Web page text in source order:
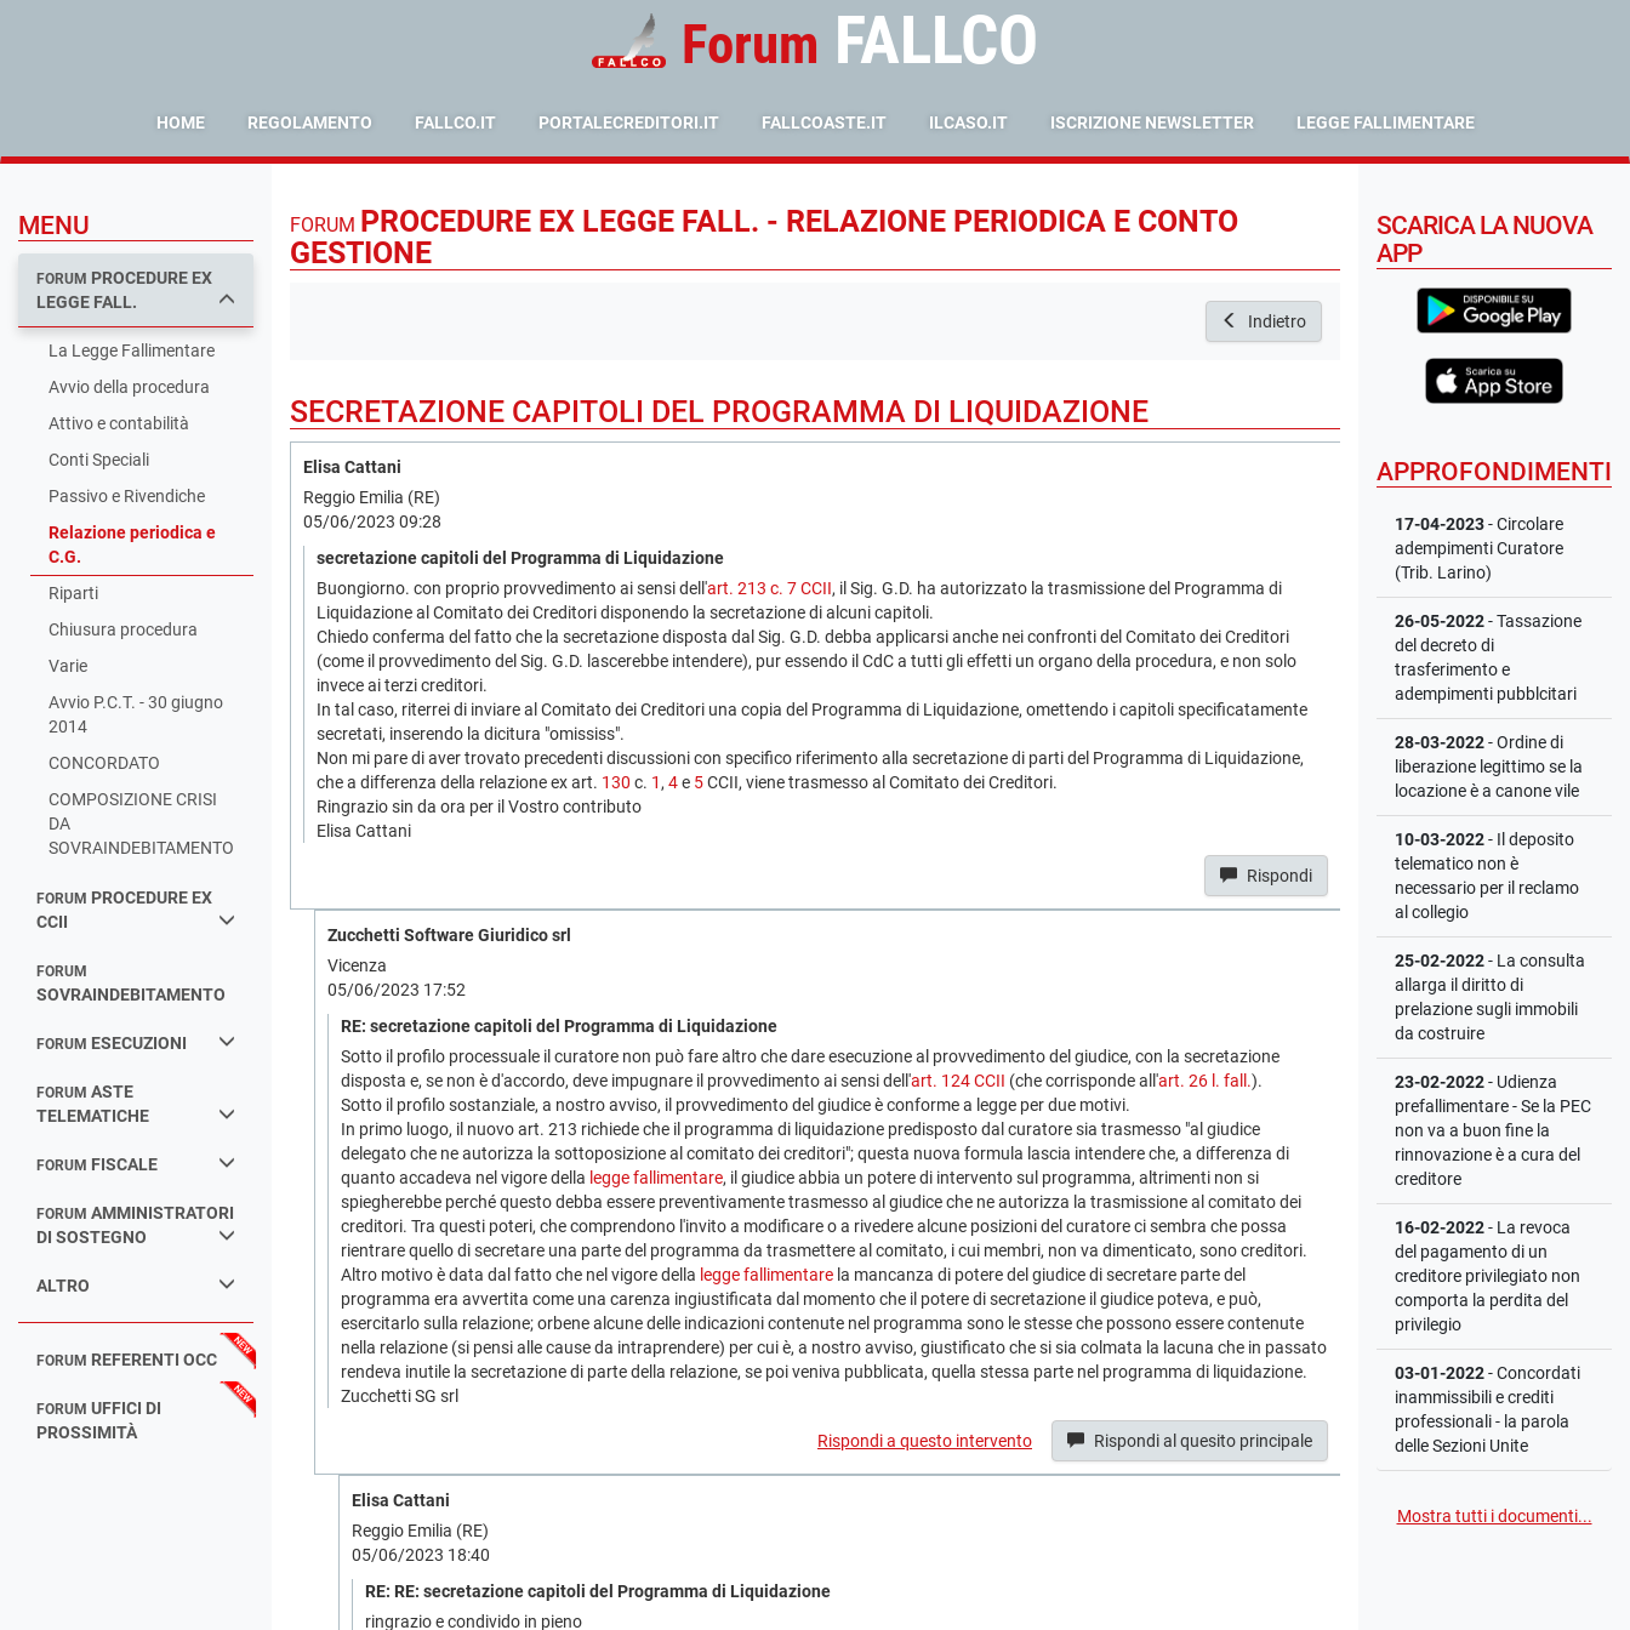
Forum FALLCO
HOME REGOLAMENTO FALLCO.IT PORTALECREDITORI.IT FALLCOASTE.IT ILCASO.IT ISCRIZIONE NEWSLETTER LEGGE FALLIMENTARE
MENU
FORUM PROCEDURE EX
LEGGE FALL.
La Legge Fallimentare
Avvio della procedura
Attivo e contabilità
Conti Speciali
Passivo e Rivendiche
Relazione periodica e
C.G.
Riparti
Chiusura procedura
Varie
Avvio P.C.T. - 30 giugno
2014
CONCORDATO
COMPOSIZIONE CRISI
DA
SOVRAINDEBITAMENTO
FORUM PROCEDURE EX
CCII
FORUM
SOVRAINDEBITAMENTO
FORUM ESECUZIONI
FORUM ASTE
TELEMATICHE
FORUM FISCALE
FORUM AMMINISTRATORI
DI SOSTEGNO
ALTRO
FORUM REFERENTI OCC
FORUM UFFICI DI
PROSSIMITÀ
FORUM PROCEDURE EX LEGGE FALL. - RELAZIONE PERIODICA E CONTO
GESTIONE
Indietro
SECRETAZIONE CAPITOLI DEL PROGRAMMA DI LIQUIDAZIONE
Elisa Cattani
Reggio Emilia (RE)
05/06/2023 09:28
secretazione capitoli del Programma di Liquidazione
Buongiorno. con proprio provvedimento ai sensi dell'art. 213 c. 7 CCII, il Sig. G.D. ha autorizzato la trasmissione del Programma di
Liquidazione al Comitato dei Creditori disponendo la secretazione di alcuni capitoli.
Chiedo conferma del fatto che la secretazione disposta dal Sig. G.D. debba applicarsi anche nei confronti del Comitato dei Creditori
(come il provvedimento del Sig. G.D. lascerebbe intendere), pur essendo il CdC a tutti gli effetti un organo della procedura, e non solo
invece ai terzi creditori.
In tal caso, riterrei di inviare al Comitato dei Creditori una copia del Programma di Liquidazione, omettendo i capitoli specificatamente
secretati, inserendo la dicitura "omississ".
Non mi pare di aver trovato precedenti discussioni con specifico riferimento alla secretazione di parti del Programma di Liquidazione,
che a differenza della relazione ex art. 130 c. 1 , 4e 5CCII, viene trasmesso al Comitato dei Creditori.
Ringrazio sin da ora per il Vostro contributo
Elisa Cattani
Rispondi
Zucchetti Software Giuridico srl
Vicenza
05/06/2023 17:52
RE: secretazione capitoli del Programma di Liquidazione
Sotto il profilo processuale il curatore non può fare altro che dare esecuzione al provvedimento del giudice, con la secretazione
disposta e, se non è d'accordo, deve impugnare il provvedimento ai sensi dell'art. 124 CCII (che corrisponde all'art. 26 l. fall.).
Sotto il profilo sostanziale, a nostro avviso, il provvedimento del giudice è conforme a legge per due motivi.
In primo luogo, il nuovo art. 213 richiede che il programma di liquidazione predisposto dal curatore sia trasmesso "al giudice
delegato che ne autorizza la sottoposizione al comitato dei creditori"; questa nuova formula lascia intendere che, a differenza di
quanto accadeva nel vigore della legge fallimentare, il giudice abbia un potere di intervento sul programma, altrimenti non si
spiegherebbe perché questo debba essere preventivamente trasmesso al giudice che ne autorizza la trasmissione al comitato dei
creditori. Tra questi poteri, che comprendono l'invito a modificare o a rivedere alcune posizioni del curatore ci sembra che possa
rientrare quello di secretare una parte del programma da trasmettere al comitato, i cui membri, non va dimenticato, sono creditori.
Altro motivo è data dal fatto che nel vigore della legge fallimentare la mancanza di potere del giudice di secretare parte del
programma era avvertita come una carenza ingiustificata dal momento che il potere di secretazione il giudice poteva, e può,
esercitarlo sulla relazione; orbene alcune delle indicazioni contenute nel programma sono le stesse che possono essere contenute
nella relazione (si pensi alle cause da intraprendere) per cui è, a nostro avviso, giustificato che si sia colmata la lacuna che in passato
rendeva inutile la secretazione di parte della relazione, se poi veniva pubblicata, quella stessa parte nel programma di liquidazione.
Zucchetti SG srl
Rispondi a questo intervento Rispondi al quesito principale
Elisa Cattani
Reggio Emilia (RE)
05/06/2023 18:40
RE: RE: secretazione capitoli del Programma di Liquidazione
ringrazio e condivido in pieno
SCARICA LA NUOVA
APP
APPROFONDIMENTI
17-04-2023- Circolare
adempimenti Curatore
(Trib. Larino)
26-05-2022- Tassazione
del decreto di
trasferimento e
adempimenti pubblcitari
28-03-2022- Ordine di
liberazione legittimo se la
locazione è a canone vile
10-03-2022- Il deposito
telematico non è
necessario per il reclamo
al collegio
25-02-2022- La consulta
allarga il diritto di
prelazione sugli immobili
da costruire
23-02-2022- Udienza
prefallimentare - Se la PEC
non va a buon fine la
rinnovazione è a cura del
creditore
16-02-2022- La revoca
del pagamento di un
creditore privilegiato non
comporta la perdita del
privilegio
03-01-2022- Concordati
inammissibili e crediti
professionali - la parola
delle Sezioni Unite
Mostra tutti i documenti...